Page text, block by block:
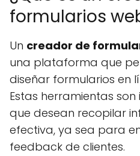
formularios
Un creador de
una plataforma que
diseñar formularios en
Estas herramientas
que desean recopilar
efectiva, ya sea para
feedback de clientes.